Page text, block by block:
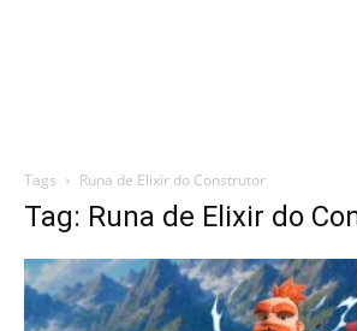
Tags Runa de Elixir do Construtor
Tag: Runa de Elixir do